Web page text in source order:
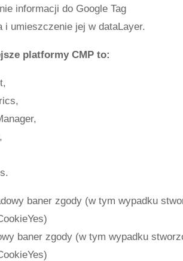
informacji do Google Tag
i umieszczenie jej w dataLayer.
platformy CMP to:
baner zgody (w tym wypadku